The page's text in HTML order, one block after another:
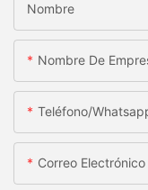
Nombre
Nombre De
Teléfono/
Correo Electrónico